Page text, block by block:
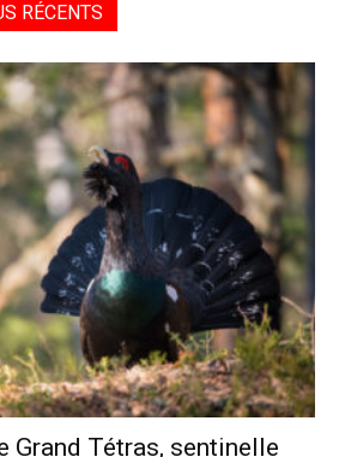
RÉCENTS
Grand Tétras, sentinelle